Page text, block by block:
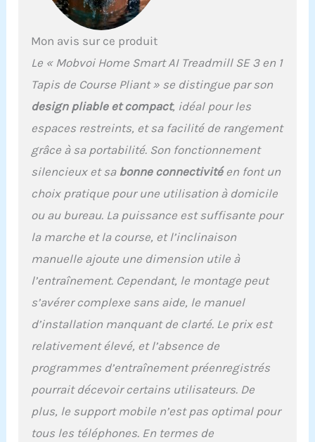
Mon avis sur ce produit
Le « Mobvoi Home Smart AI Treadmill SE 3 en 1
Tapis de Course Pliant » se distingue par son
design pliable et compact, idéal pour les
espaces restreints, et sa facilité de rangement
grâce à sa portabilité. Son fonctionnement
silencieux et sa bonne connectivitéen font un
choix pratique pour une utilisation à domicile
ou au bureau. La puissance est suffisante pour
la marche et la course, et l’inclinaison
manuelle ajoute une dimension utile à
l’entraînement. Cependant, le montage peut
s’avérer complexe sans aide, le manuel
d’installation manquant de clarté. Le prix est
relativement élevé, et l’absence de
programmes d’entraînement préenregistrés
pourrait décevoir certains utilisateurs. De
plus, le support mobile n’est pas optimal pour
tous les téléphones. En termes de